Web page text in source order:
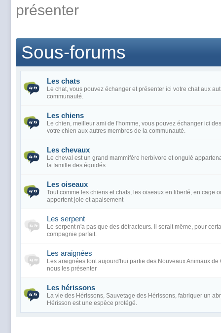
présenter
Sous-forums
Les chats
Le chat, vous pouvez échanger et présenter ici votre chat aux
communauté.
Les chiens
Le chien, meilleur ami de l'homme, vous pouvez échanger ici
votre chien aux autres membres de la communauté.
Les chevaux
Le cheval est un grand mammifère herbivore et ongulé
la famille des équidés.
Les oiseaux
Tout comme les chiens et chats, les oiseaux en liberté, en cage
apportent joie et apaisement
Les serpent
Le serpent n'a pas que des détracteurs. Il serait même, pour
compagnie parfait.
Les araignées
Les araignées font aujourd'hui partie des Nouveaux Animaux
nous les présenter
Les hérissons
La vie des Hérissons, Sauvetage des Hérissons, fabriquer un
Hérisson est une espèce protégé.